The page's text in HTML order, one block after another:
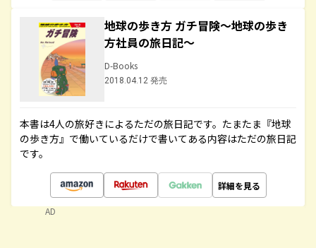
地球の歩き方 ガチ冒険～地球の歩き
方社員の旅日記～
D-Books
2018.04.12 発売
本書は4人の旅好きによるただの旅日記です。たまたま『地球
の歩き方』で働いているだけで書いてある内容はただの旅日記
です。
詳細を見る
AD